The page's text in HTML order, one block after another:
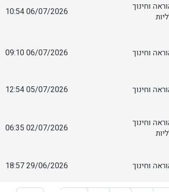
וחינוך
06/07/2026 10:54
וחינוך 06/07/2026 09:10
וחינוך 05/07/2026 12:54
וחינוך
02/07/2026 06:35
וחינוך 29/06/2026 18:57